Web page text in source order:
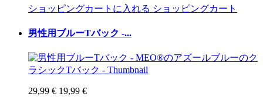
ショッピングカートに入れる ショッピングカート
男性用ブルーTバック -...
29,99 € 19,99 €